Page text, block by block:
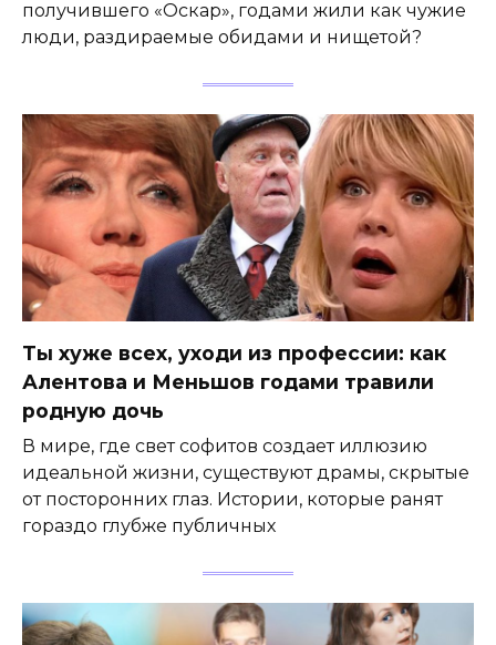
получившего «Оскар», годами жили как чужие
люди, раздираемые обидами и нищетой?
Ты хуже всех, уходи из профессии: как
Алентова и Меньшов годами травили
родную дочь
В мире, где свет софитов создает иллюзию
идеальной жизни, существуют драмы, скрытые
от посторонних глаз. Истории, которые ранят
гораздо глубже публичных